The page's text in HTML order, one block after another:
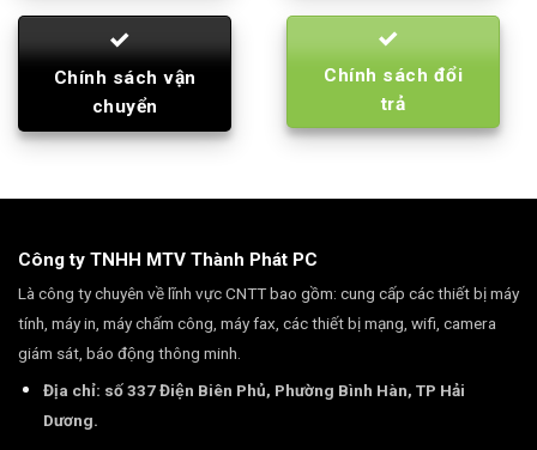
Chính sách vận
chuyển
Chính sách đổi
trả
Công ty TNHH MTV Thành Phát PC
Là công ty chuyên về lĩnh vực CNTT bao gồm: cung cấp các thiết bị máy
tính, máy in, máy chấm công, máy fax, các thiết bị mạng, wifi, camera
giám sát, báo động thông minh.
Địa chỉ: số 337 Điện Biên Phủ, Phường Bình Hàn, TP Hải
Dương.